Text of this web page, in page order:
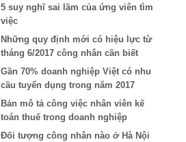
5 suy nghĩ sai lầm của ứng viên tìm
việc
Những quy định mới có hiệu lực từ
tháng 6/2017 công nhân cần biết
Gần 70% doanh nghiệp Việt có nhu
cầu tuyển dụng trong năm 2017
Bản mô tả công việc nhân viên kế
toán thuế trong doanh nghiệp
Đối tượng công nhân nào ở Hà Nội